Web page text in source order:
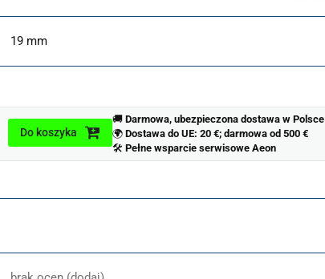
19 mm
Do koszyka
🚚 Darmowa, ubezpieczona dostawa w Polsce
🌍 Dostawa do UE: 20 €; darmowa od 500 €
🛠 Pełne wsparcie serwisowe Aeon